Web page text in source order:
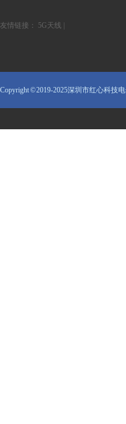
友情链接： 5G天线
Copyright © 2019-2025深圳市红心科技